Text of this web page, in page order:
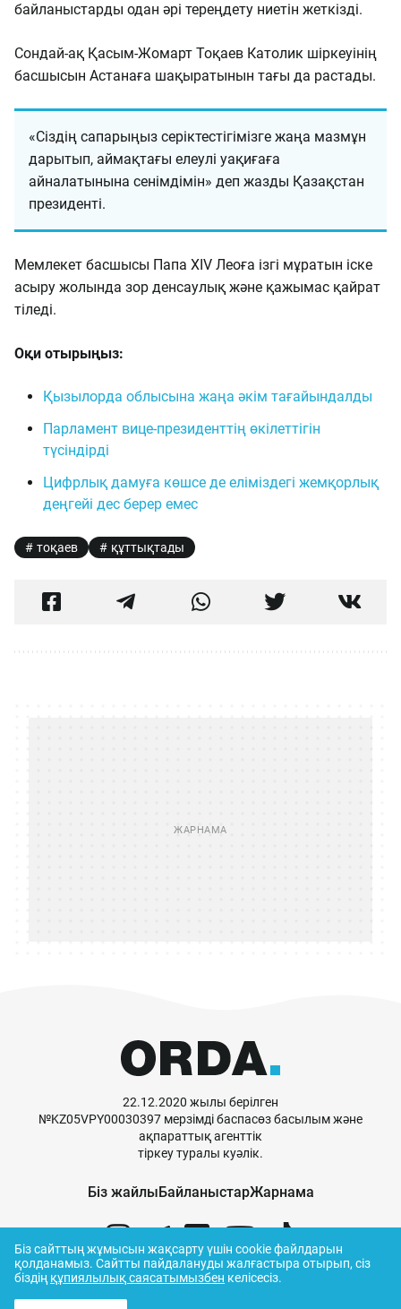
байланыстарды одан әрі тереңдету ниетін жеткізді.
Сондай-ақ Қасым-Жомарт Тоқаев Католик шіркеуінің
басшысын Астанаға шақыратынын тағы да растады.
«Сіздің сапарыңыз серіктестігімізге жаңа мазмұн
дарытып, аймақтағы елеулі уақиғаға
айналатынына сенімдімін» деп жазды Қазақстан
президенті.
Мемлекет басшысы Папа XIV Леоға ізгі мұратын іске
асыру жолында зор денсаулық және қажымас қайрат
тіледі.
Оқи отырыңыз:
Қызылорда облысына жаңа әкім тағайындалды
Парламент вице-президенттің өкілеттігін
түсіндірді
Цифрлық дамуға көшсе де еліміздегі жемқорлық
деңгейі дес берер емес
тоқаев құттықтады
22.12.2020 жылы берілген
№KZ05VPY00030397 мерзімді баспасөз басылым және
ақпараттық агенттік
тіркеу туралы куәлік.
Біз жайлыБайланыстарЖарнама
Біз сайттың жұмысын жақсарту үшін cookie файлдарын
қолданамыз. Сайтты пайдалануды жалғастыра отырып, сіз
біздің құпиялылық саясатымызбен келісесіз.